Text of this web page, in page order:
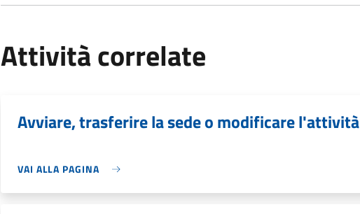
Attività correlate
Avviare, trasferire la sede o modificare l'attività
VAI ALLA PAGINA